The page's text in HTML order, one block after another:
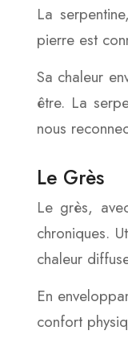
La
pierre est
Sa chaleur
être. La
nous
Le Grès
Le grès,
chroniques.
chaleur
En
confort